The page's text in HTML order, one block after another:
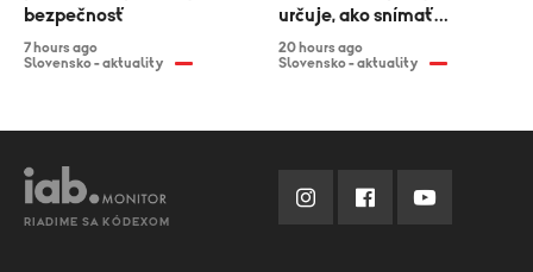
bezpečnosť
7 hours ago
Slovensko - aktuality
určuje, ako snímať
športovkyne
20 hours ago
Slovensko - aktuality
RIADIME SA KÓDEXOM